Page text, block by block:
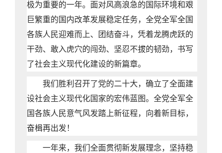
极为重要的一年。面对风高浪急的国际环境和艰
巨繁重的国内改革发展稳定任务，全党全军全国
各族人民迎难而上、团结奋斗，凭着龙腾虎跃的
干劲、敢入虎穴的闯劲、坚忍不拔的韧劲，书写
了社会主义现代化建设的新篇章。
我们胜利召开了党的二十大，确立了全面建
设社会主义现代化国家的宏伟蓝图。全党全军全
国各族人民意气风发踏上新征程，向着新目标，
奋楫再出发！
一年来，我们全面贯彻新发展理念，坚持稳